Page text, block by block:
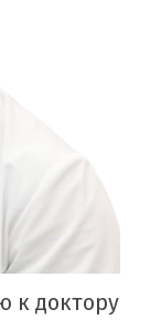
к доктору